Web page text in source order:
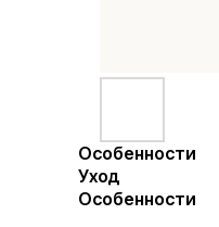
Особенности
Уход
Особенности